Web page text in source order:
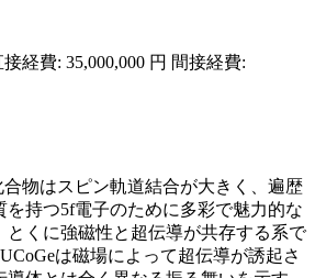
接経費: 35,000,000 円 間接経費:
物はスピン軌道結合が大きく、遍歴
を持つ5f電子のために多彩で魅力的な
とくに強磁性と超伝導が共存する系で
は磁場によって超伝導が誘起さ